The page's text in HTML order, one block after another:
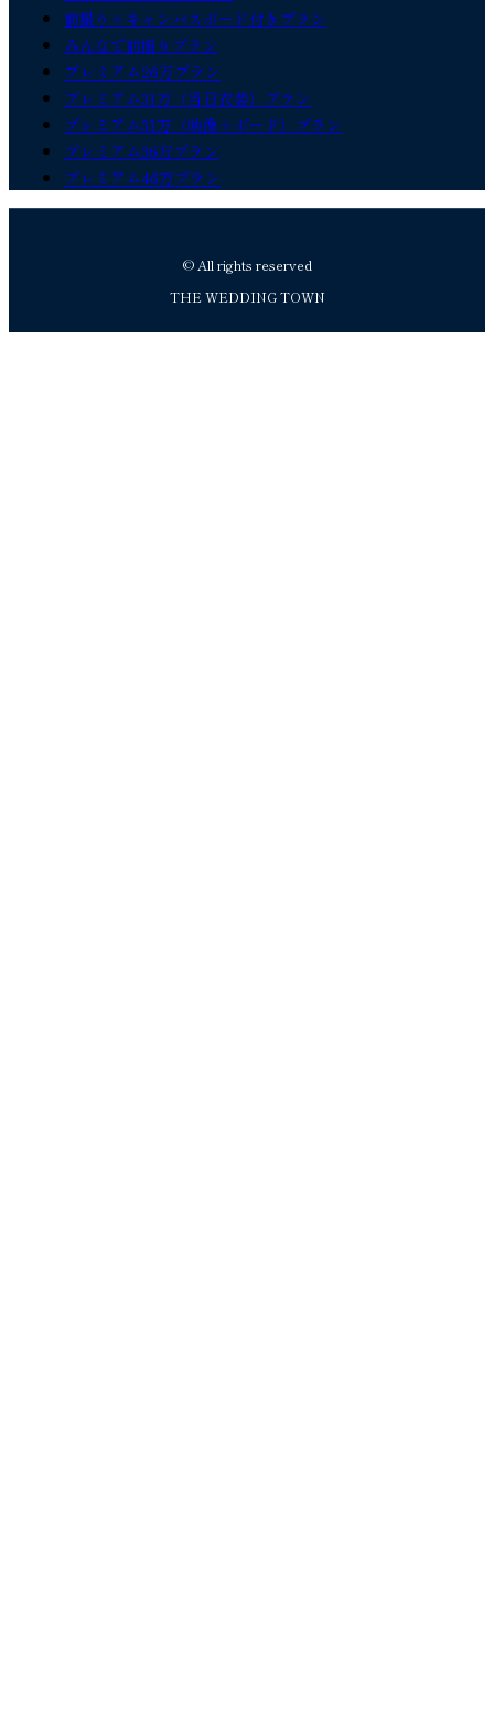
前撮り＋キャンバスボード付きプラン
みんなで前撮りプラン
プレミアム26万プラン
プレミアム31万（当日衣装）プラン
プレミアム31万（映像＋ボード）プラン
プレミアム36万プラン
プレミアム46万プラン
© All rights reserved
THE WEDDING TOWN